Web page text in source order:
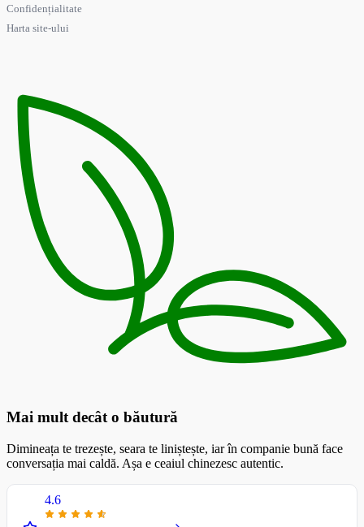
Confidențialitate
Harta site-ului
Mai mult decât o băutură
Dimineața te trezește, seara te liniștește, iar în companie bună face
conversația mai caldă. Așa e ceaiul chinezesc autentic.
4.6